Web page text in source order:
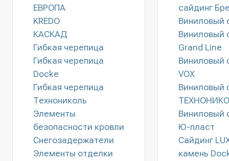
ЕВРОПА
KREDO
КАСКАД
Гибкая черепица
Гибкая черепица
Docke
Гибкая черепица
Технониколь
Элементы
безопасности кровли
Снегозадержатели
Элементы отделки
сайдинг
Виниловый
Виниловый
Grand Line
Виниловый
VOX
Виниловый
Виниловый
Ю-пласт
Сайдинг
камень